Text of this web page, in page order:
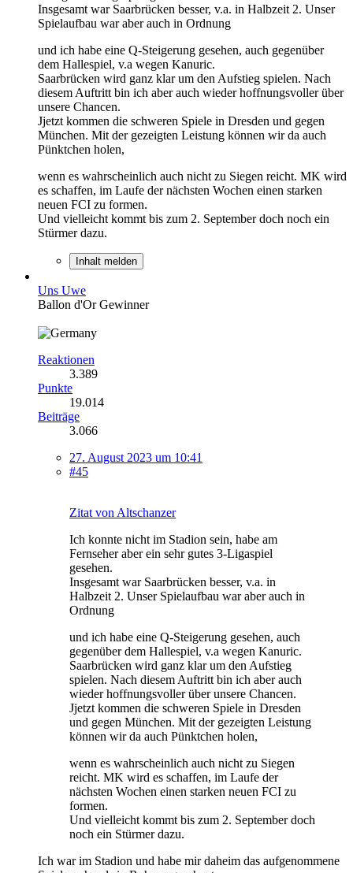
Insgesamt war Saarbrücken besser, v.a. in Halbzeit 2. Unser
Spielaufbau war aber auch in Ordnung
und ich habe eine Q-Steigerung gesehen, auch gegenüber
dem Hallespiel, v.a wegen Kanuric.
Saarbrücken wird ganz klar um den Aufstieg spielen. Nach
diesem Auftritt bin ich aber auch wieder hoffnungsvoller über
unsere Chancen.
Jjetzt kommen die schweren Spiele in Dresden und gegen
München. Mit der gezeigten Leistung können wir da auch
Pünktchen holen,
wenn es wahrscheinlich auch nicht zu Siegen reicht. MK wird
es schaffen, im Laufe der nächsten Wochen einen starken
neuen FCI zu formen.
Und vielleicht kommt bis zum 2. September doch noch ein
Stürmer dazu.
Inhalt melden
Uns Uwe
Ballon d'Or Gewinner
Reaktionen
3.389
Punkte
19.014
Beiträge
3.066
27. August 2023 um 10:41
#45
Zitat von Altschanzer
Ich konnte nicht im Stadion sein, habe am
Fernseher aber ein sehr gutes 3-Ligaspiel
gesehen.
Insgesamt war Saarbrücken besser, v.a. in
Halbzeit 2. Unser Spielaufbau war aber auch in
Ordnung
und ich habe eine Q-Steigerung gesehen, auch
gegenüber dem Hallespiel, v.a wegen Kanuric.
Saarbrücken wird ganz klar um den Aufstieg
spielen. Nach diesem Auftritt bin ich aber auch
wieder hoffnungsvoller über unsere Chancen.
Jjetzt kommen die schweren Spiele in Dresden
und gegen München. Mit der gezeigten Leistung
können wir da auch Pünktchen holen,
wenn es wahrscheinlich auch nicht zu Siegen
reicht. MK wird es schaffen, im Laufe der
nächsten Wochen einen starken neuen FCI zu
formen.
Und vielleicht kommt bis zum 2. September doch
noch ein Stürmer dazu.
Ich war im Stadion und habe mir daheim das aufgenommene